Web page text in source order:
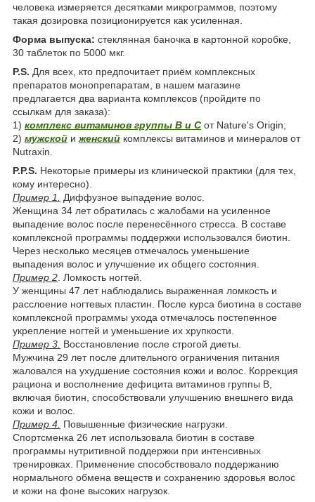
человека измеряется десятками микрограммов, поэтому
такая дозировка позиционируется как усиленная.
Форма выпуска: стеклянная баночка в картонной коробке,
30 таблеток по 5000 мкг.
P.S. Для всех, кто предпочитает приём комплексных
препаратов монопрепаратам, в нашем магазине
предлагается два варианта комплексов (пройдите по
ссылкам для заказа):
1) комплекс витаминов группы В и Сот Nature's Origin;
2) мужской и женский комплексы витаминов и минералов от
Nutraxin.
P.P.S. Некоторые примеры из клинической практики (для тех,
кому интересно).
Пример 1.
Диффузное выпадение волос.
Женщина 34 лет обратилась с жалобами на усиленное
выпадение волос после перенесённого стресса. В составе
комплексной программы поддержки использовался биотин.
Через несколько месяцев отмечалось уменьшение
выпадения волос и улучшение их общего состояния.
Пример 2 . Ломкость ногтей.
У женщины 47 лет наблюдались выраженная ломкость и
расслоение ногтевых пластин. После курса биотина в составе
комплексной программы ухода отмечалось постепенное
укрепление ногтей и уменьшение их хрупкости.
Пример 3. Восстановление после строгой диеты.
Мужчина 29 лет после длительного ограничения питания
жаловался на ухудшение состояния кожи и волос. Коррекция
рациона и восполнение дефицита витаминов группы В,
включая биотин, способствовали улучшению внешнего вида
кожи и волос.
Пример 4. Повышенные физические нагрузки.
Спортсменка 26 лет использовала биотин в составе
программы нутритивной поддержки при интенсивных
тренировках. Применение способствовало поддержанию
нормального обмена веществ и сохранению здоровья волос
и кожи на фоне высоких нагрузок.